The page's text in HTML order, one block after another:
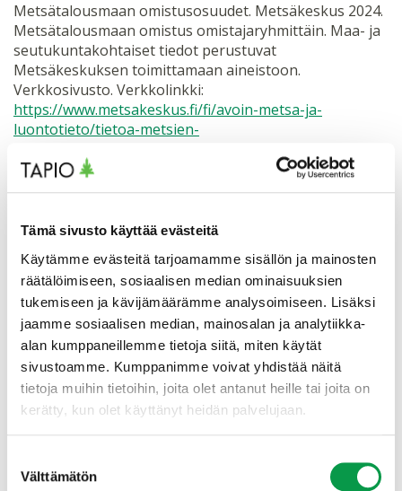
Tämä sivusto käyttää evästeitä
Käytämme evästeitä tarjoamamme sisällön ja mainosten
räätälöimiseen, sosiaalisen median ominaisuuksien
tukemiseen ja kävijämäärämme analysoimiseen. Lisäksi
jaamme sosiaalisen median, mainosalan ja analytiikka-
alan kumppaneillemme tietoja siitä, miten käytät
sivustoamme. Kumppanimme voivat yhdistää näitä
tietoja muihin tietoihin, joita olet antanut heille tai joita on
kerätty, kun olet käyttänyt heidän palvelujaan.
valinta
Välttämätön
Metsätalousmaan omistusosuudet. Metsäkeskus 2024.
Metsätalousmaan omistus omistajaryhmittäin. Maa- ja
seutukuntakohtaiset tiedot perustuvat
Metsäkeskuksen toimittamaan aineistoon.
Verkkosivusto. Verkkolinkki:
https://www.metsakeskus.fi/fi/avoin-metsa-ja-
luontotieto/tietoa-metsien-
omistajaryhmittain
2021. Suomen virallinen tilasto (SVT): Puun käyttö
[verkkojulkaisu]. Helsinki: Luonnonvarakeskus [viitattu:
2.12.2024]. Saantitapa:
https://www.luke.fi/fi/tilastot/puun-kaytto
Puuston kasvu ja keskikasvu metsä- ja kitumaalla (VMI
12/13 (2017–2021). Metsävarat [verkkojulkaisu].
Helsinki: Luonnonvarakeskus [viitattu 2.12.2024].
Saantitapa:
https://www.luke.fi/fi/tilastot/metsavarat
Puun markkinahakkuut. 2021. Suomen virallinen tilasto
(SVT): Puun markkinahakkuut [verkkojulkaisu].